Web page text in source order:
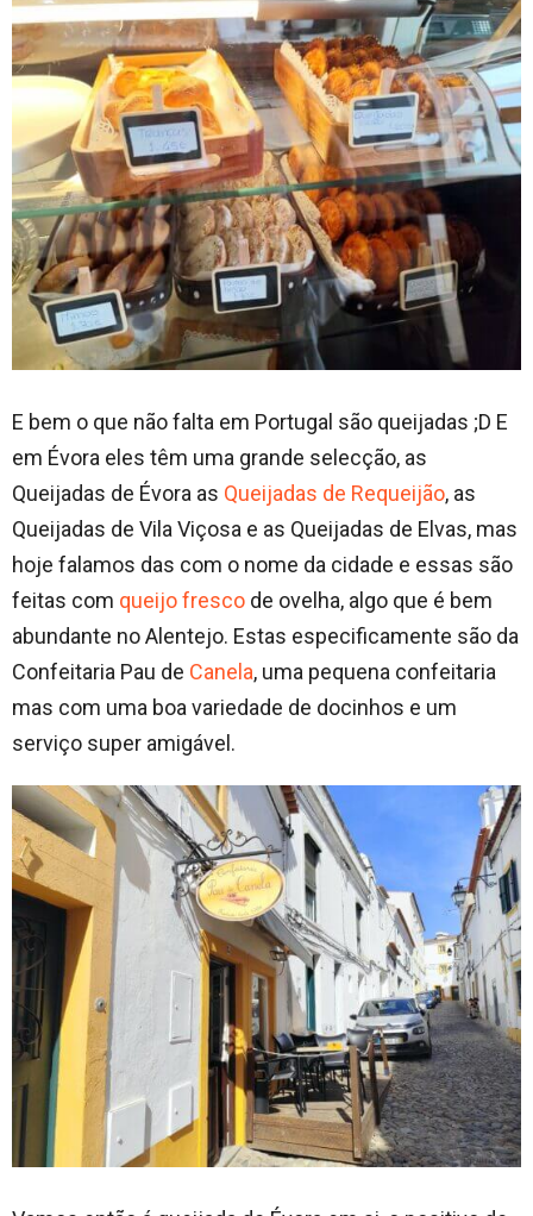
E bem o que não falta em Portugal são queijadas ;D E
em Évora eles têm uma grande selecção, as
Queijadas de Évora as Queijadas de Requeijão, as
Queijadas de Vila Viçosa e as Queijadas de Elvas, mas
hoje falamos das com o nome da cidade e essas são
feitas com queijo fresco de ovelha, algo que é bem
abundante no Alentejo. Estas especificamente são da
Confeitaria Pau de Canela, uma pequena confeitaria
mas com uma boa variedade de docinhos e um
serviço super amigável.